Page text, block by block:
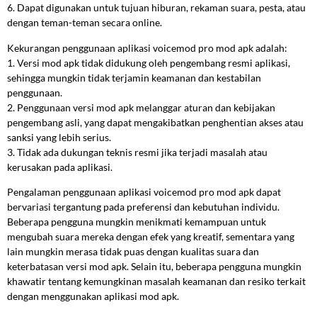
6. Dapat digunakan untuk tujuan hiburan, rekaman suara, pesta, atau
dengan teman-teman secara online.
Kekurangan penggunaan aplikasi voicemod pro mod apk adalah:
1. Versi mod apk tidak didukung oleh pengembang resmi aplikasi,
sehingga mungkin tidak terjamin keamanan dan kestabilan
penggunaan.
2. Penggunaan versi mod apk melanggar aturan dan kebijakan
pengembang asli, yang dapat mengakibatkan penghentian akses atau
sanksi yang lebih serius.
3. Tidak ada dukungan teknis resmi jika terjadi masalah atau
kerusakan pada aplikasi.
Pengalaman penggunaan aplikasi voicemod pro mod apk dapat
bervariasi tergantung pada preferensi dan kebutuhan individu.
Beberapa pengguna mungkin menikmati kemampuan untuk
mengubah suara mereka dengan efek yang kreatif, sementara yang
lain mungkin merasa tidak puas dengan kualitas suara dan
keterbatasan versi mod apk. Selain itu, beberapa pengguna mungkin
khawatir tentang kemungkinan masalah keamanan dan resiko terkait
dengan menggunakan aplikasi mod apk.